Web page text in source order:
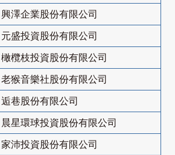
興澤企業股份有限公司
元盛投資股份有限公司
橄欖枝投資股份有限公司
老猴音樂社股份有限公司
逅巷股份有限公司
晨星環球投資股份有限公司
家沛投資股份有限公司